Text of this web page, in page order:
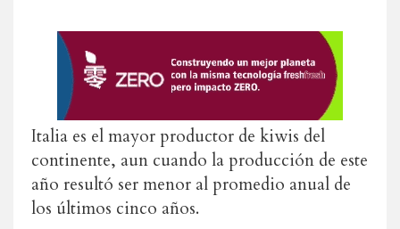
Italia es el mayor productor de kiwis del
continente, aun cuando la producción de este
año resultó ser menor al promedio anual de
los últimos cinco años.